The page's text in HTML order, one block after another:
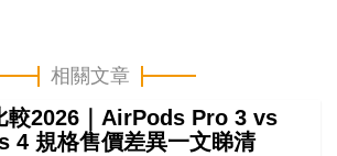
相關文章
較2026｜AirPods Pro 3 vs
4 規格售價差異一文睇清